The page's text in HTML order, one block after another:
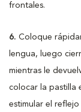
frontales.
6. Coloque
lengua, luego
mientras le
colocar la pastilla
estimular el